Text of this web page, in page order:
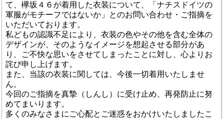
て、欅坂４６が着用した衣装について、「ナチスドイツの
軍服がモチーフではないか」とのお問い合わせ・ご指摘を
いただいております。
私どもの認識不足により、衣装の色やその他を含む全体の
デザインが、そのようなイメージを想起させる部分があ
り、ご不快な思いをさせてしまったことに対し、心よりお
詫び申し上げます。
また、当該の衣装に関しては、今後一切着用いたしませ
ん。
今回のご指摘を真摯（しんし）に受け止め、再発防止に努
めてまいります。
多くのみなさまにご心配とご迷惑をおかけいたしましたこ